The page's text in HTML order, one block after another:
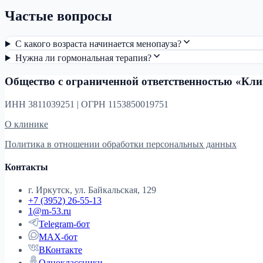
Частые вопросы
С какого возраста начинается менопауза?
Нужна ли гормональная терапия?
Общество с ограниченной ответственностью
ИНН 3811039251 | ОГРН 1153850019751
О клинике
Политика в отношении обработки персональных данных
Контакты
г. Иркутск, ул. Байкальская, 129
+7 (3952) 26-55-13
1@m-53.ru
Telegram-бот
MAX-бот
ВКонтакте